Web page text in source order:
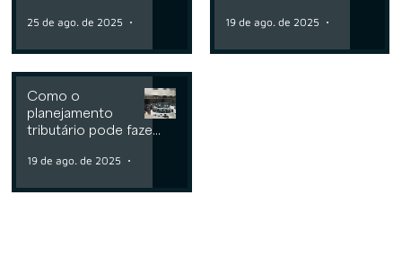
últimos 12 meses
25 de ago. de 2025
investimentos
19 de ago. de 2025
Como o
planejamento
tributário pode fazer
Consultorias ou
19 de ago. de 2025